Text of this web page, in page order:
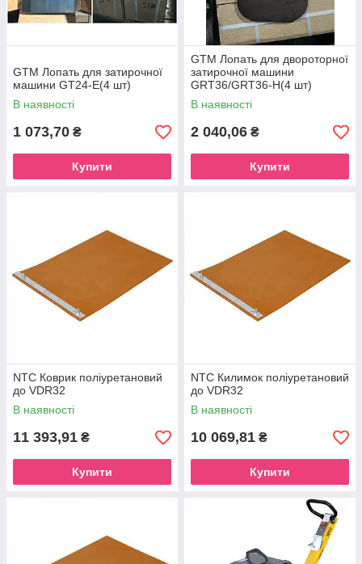
GTM Лопать для затирочної
машини GT24-E(4 шт)
В наявності
1 073,70 ₴
Купити
GTM Лопать для двороторної
затирочної машини
GRT36/GRT36-H(4 шт)
В наявності
2 040,06 ₴
Купити
NTC Коврик поліуретановий
до VDR32
В наявності
11 393,91 ₴
Купити
NTC Килимок поліуретановий
до VDR32
В наявності
10 069,81 ₴
Купити